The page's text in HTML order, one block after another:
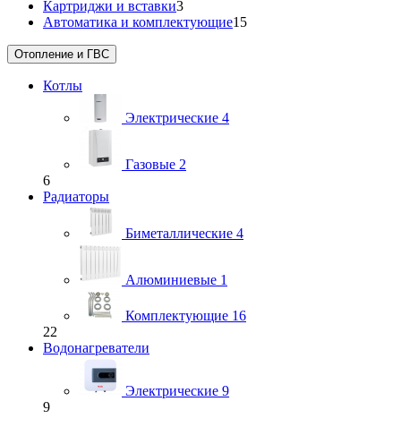
Картриджи и вставки3
Автоматика и комплектующие15
Отопление и ГВС
Котлы
Электрические 4
Газовые 2
6
Радиаторы
Биметаллические 4
Алюминиевые 1
Комплектующие 16
22
Водонагреватели
Электрические 9
9